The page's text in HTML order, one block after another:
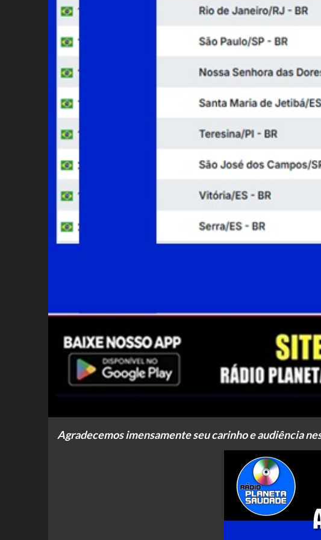
Agradecemos imensamente seu carinho e audiência